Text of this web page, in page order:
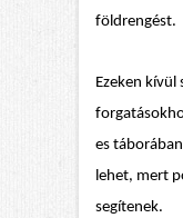
földrengést.
Ezeken
es
lehet, mert
segítenek.